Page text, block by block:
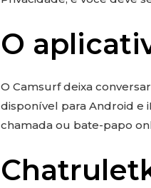
O
O Camsurf deixa
disponível para Android e
chamada ou bate-papo